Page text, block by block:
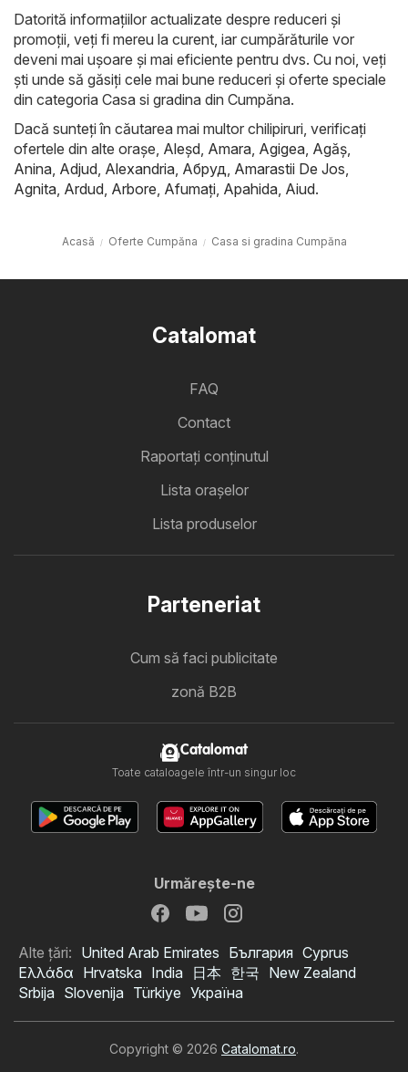
Datorită informațiilor actualizate despre reduceri și
promoții, veți fi mereu la curent, iar cumpărăturile vor
deveni mai ușoare și mai eficiente pentru dvs. Cu noi, veți
ști unde să găsiți cele mai bune reduceri și oferte speciale
din categoria Casa si gradina din Cumpăna.
Dacă sunteți în căutarea mai multor chilipiruri, verificați
ofertele din alte orașe, Aleşd Amara Agigea Agăş
Anina Adjud Alexandria Абруд Amarastii De Jos
Agnita Ardud Arbore Afumaţi Apahida Aiud.
Acasă Oferte Cumpăna Casa si gradina Cumpăna
Catalomat
FAQ
Contact
Raportați conținutul
Lista oraşelor
Lista produselor
Parteneriat
Cum să faci publicitate
zonă B2B
Catalomat
Toate cataloagele într-un singur loc
Urmăreşte-ne
Alte țări: United Arab Emirates България Cyprus
Ελλάδα Hrvatska India 日本 한국 New Zealand
Srbija Slovenija Türkiye Україна
Copyright © 2026 Catalomat.ro.